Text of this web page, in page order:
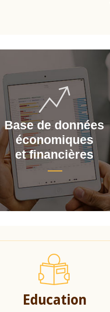
Base de données
économiques
et financières
Education